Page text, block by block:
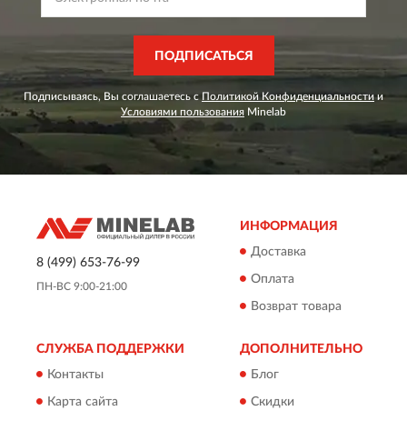
ПОДПИСАТЬСЯ
Подписываясь, Вы соглашаетесь с Политикой Конфиденциальности и
Условиями пользования Minelab
8 (499) 653-76-99
ПН-ВС 9:00-21:00
ИНФОРМАЦИЯ
Доставка
Оплата
Возврат товара
СЛУЖБА ПОДДЕРЖКИ
Контакты
Карта сайта
ДОПОЛНИТЕЛЬНО
Блог
Скидки